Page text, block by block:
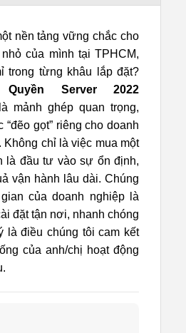
nền tảng vững chắc cho
của mình tại TPHCM,
trong từng khâu lắp đặt?
Server 2022
mảnh ghép quan trọng,
gọt” riêng cho doanh
chỉ là việc mua một
là đầu tư vào sự ổn định,
vận hành lâu dài. Chúng
của doanh nghiệp là
đặt tận nơi, nhanh chóng
điều chúng tôi cam kết
của anh/chị hoạt động